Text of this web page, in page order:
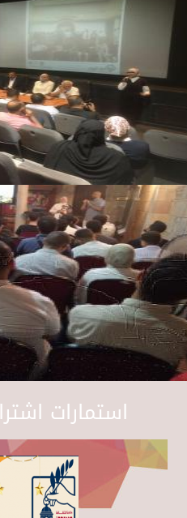
استمارات